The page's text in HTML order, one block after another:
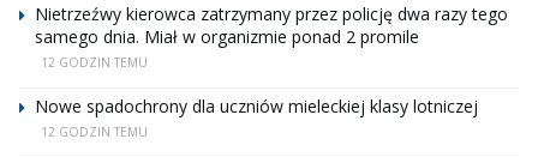
Nietrzeźwy kierowca zatrzymany przez policję dwa razy tego
samego dnia. Miał w organizmie ponad 2 promile
12 GODZIN TEMU
Nowe spadochrony dla uczniów mieleckiej klasy lotniczej
12 GODZIN TEMU